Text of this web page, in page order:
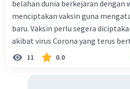
belahan dunia berkejaran dengan
menciptakan vaksin guna
baru. Vaksin perlu segera
akibat virus Corona yang terus
virus yang kian meluas. 2) Pada
Kesehatan Nasional Cina
11 0.0